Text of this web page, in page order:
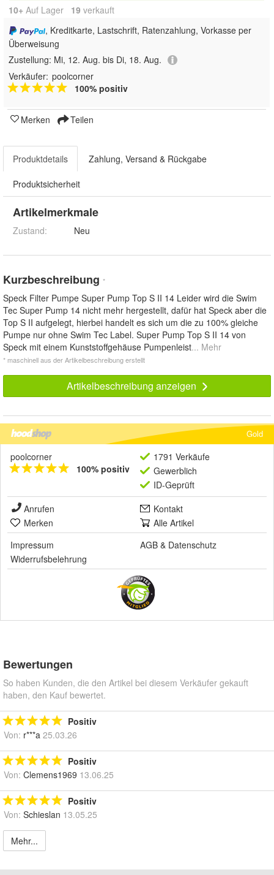
10+ Auf Lager 19 verkauft
, Kreditkarte, Lastschrift, Ratenzahlung, Vorkasse per
Überweisung
Zustellung: Mi, 12. Aug. bis Di, 18. Aug.
Verkäufer: poolcorner
100% positiv
Merken Teilen
Produktdetails Zahlung, Versand & Rückgabe
Produktsicherheit
Artikelmerkmale
Zustand: Neu
Kurzbeschreibung *
Speck Filter Pumpe Super Pump Top S II 14 Leider wird die Swim
Tec Super Pump 14 nicht mehr hergestellt, dafür hat Speck aber die
Top S II aufgelegt, hierbei handelt es sich um die zu 100% gleiche
Pumpe nur ohne Swim Tec Label. Super Pump Top S II 14 von
Speck mit einem Kunststoffgehäuse Pumpenleist... Mehr
* maschinell aus der Artikelbeschreibung erstellt
Artikelbeschreibung anzeigen
Gold
poolcorner
100% positiv
1791 Verkäufe
Gewerblich
ID-Geprüft
Anrufen
Kontakt
Merken
Alle Artikel
Impressum
AGB & Datenschutz
Widerrufsbelehrung
Bewertungen
So haben Kunden, die den Artikel bei diesem Verkäufer gekauft
haben, den Kauf bewertet.
Positiv
Von: r***a 25.03.26
Positiv
Von: Clemens1969 13.06.25
Positiv
Von: Schieslan 13.05.25
Mehr...